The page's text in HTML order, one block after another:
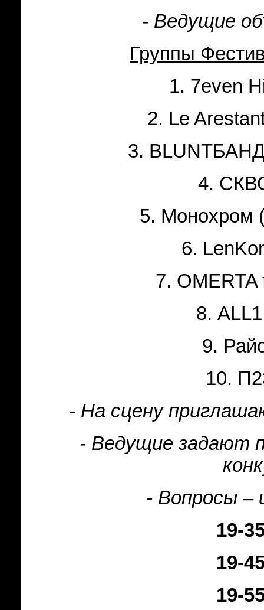
- Ведущие
Группы
1. 7even
2. Le
3. BLUNTБАНД
4.
5. Монохром
6.
7. OMERTA
8. ALL
9.
10.
- На сцену
- Ведущие задают
- Вопросы –
19-
19-
19-